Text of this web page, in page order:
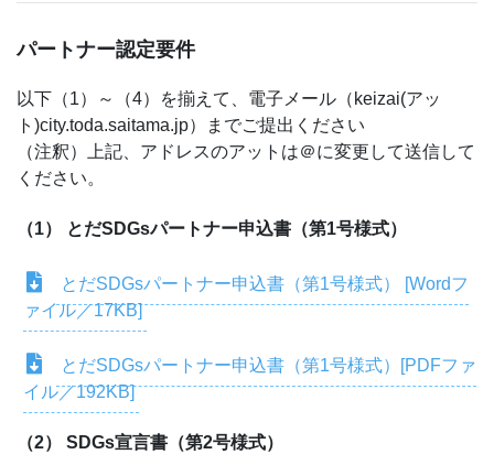
パートナー認定要件
以下（1）～（4）を揃えて、電子メール（keizai(アッ
ト)city.toda.saitama.jp）までご提出ください
（注釈）上記、アドレスのアットは＠に変更して送信して
ください。
（1） とだSDGsパートナー申込書（第1号様式）
とだSDGsパートナー申込書（第1号様式） [Wordフ
ァイル／17KB]
とだSDGsパートナー申込書（第1号様式）[PDFファ
イル／192KB]
（2） SDGs宣言書（第2号様式）